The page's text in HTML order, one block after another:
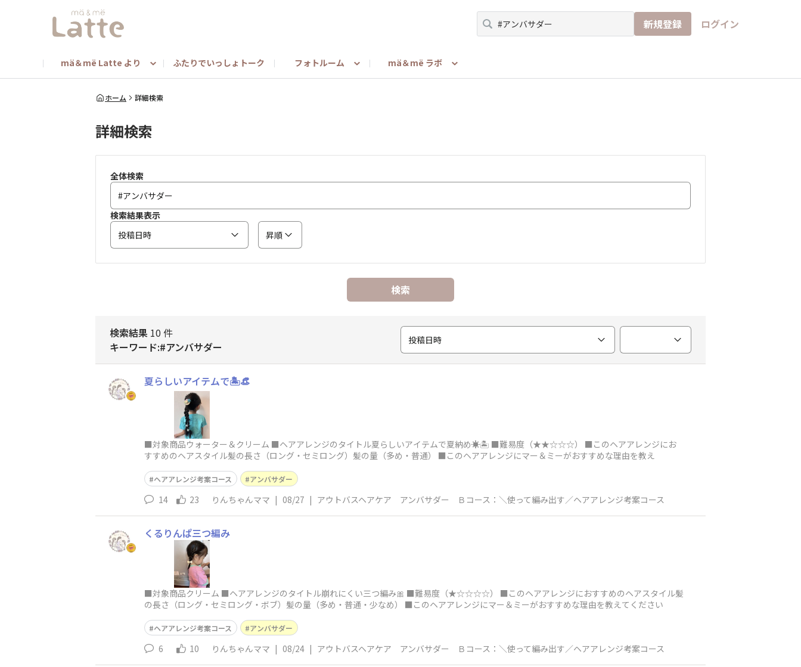
新規登録 ログイン
mä＆më Latte より
mä＆më ニュース
よくあるご質問（マー＆ミー商品について）
ふたりでいっしょトーク フォトルーム
ヘアアレンジ
mä＆më ラボ
みんな教えて！（担当者toメンバー）
ベストマー＆ミーキャンペーン
ホーム 詳細検索
詳細検索
全体検索
検索結果表示
投稿日時
昇順
検索
検索結果 10 件
キーワード:#アンバサダー
投稿日時
夏らしいアイテムで🏝️👒
■対象商品ウォーター＆クリーム ■ヘアアレンジのタイトル夏らしいアイテムで夏納め☀️🏝️ ■難易度（★★☆☆☆） ■このヘアアレンジにお
すすめのヘアスタイル髪の長さ（ロング・セミロング）髪の量（多め・普通） ■このヘアアレンジにマー＆ミーがおすすめな理由を教え
ヘアアレンジ考案コース アンバサダー
14 23 りんちゃんママ | 08/27 | アウトバスヘアケア アンバサダー Ｂコース：＼使って編み出す／ヘアアレンジ考案コース
くるりんぱ三つ編み
■対象商品クリーム ■ヘアアレンジのタイトル崩れにくい三つ編み🎀 ■難易度（★☆☆☆☆） ■このヘアアレンジにおすすめのヘアスタイル髪
の長さ（ロング・セミロング・ボブ）髪の量（多め・普通・少なめ） ■このヘアアレンジにマー＆ミーがおすすめな理由を教えてください
ヘアアレンジ考案コース アンバサダー
6 10 りんちゃんママ | 08/24 | アウトバスヘアケア アンバサダー Ｂコース：＼使って編み出す／ヘアアレンジ考案コース